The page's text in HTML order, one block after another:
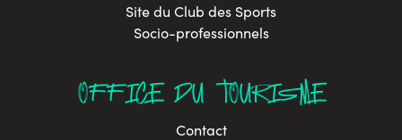
Site du Club des Sports
Socio-professionnels
OFFICE DU TOURISME
Contact